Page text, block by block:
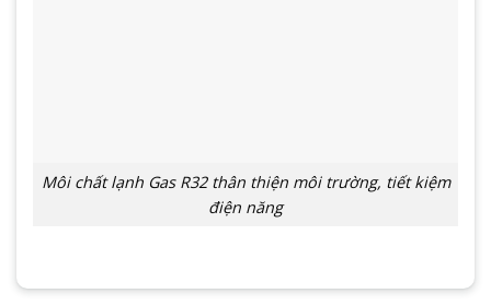
Môi chất lạnh Gas R32 thân thiện môi trường, tiết kiệm
điện năng